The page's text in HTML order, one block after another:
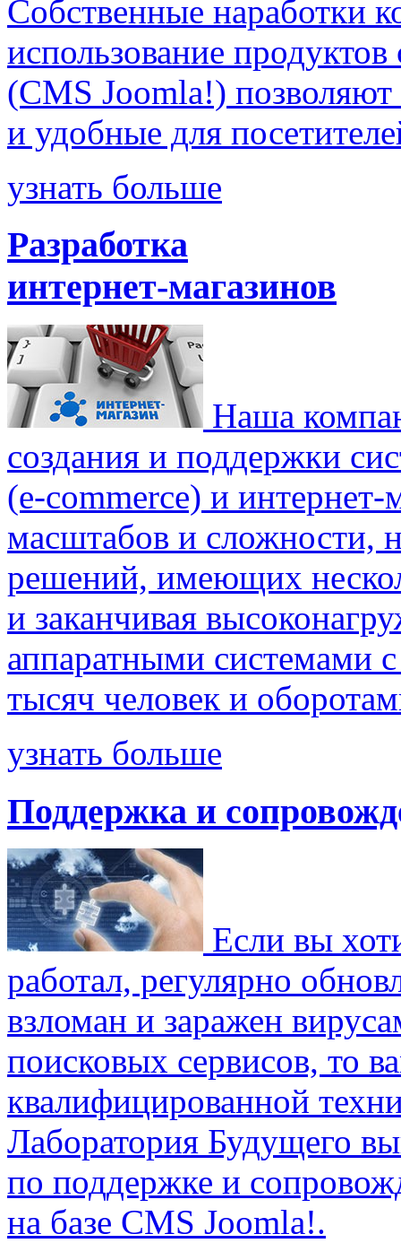
Собственные наработки
использование
(CMS Joomla!) позволяют
и удобные для
узнать больше
Разработка
интернет-магазинов
Наша
создания и поддержки
(e-commerce) и интернет-
масштабов и сложности,
решений, имеющих
и заканчивая
аппаратными системами
тысяч человек и
узнать больше
Поддержка и
Если вы
работал, регулярно
взломан и заражен
поисковых сервисов, то
квалифицированной
Лаборатория Будущего
по поддержке и
на базе CMS Joomla!.